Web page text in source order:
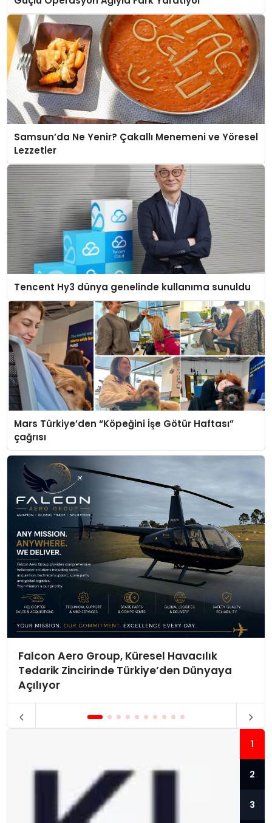
Samsun’da Ne Yenir? Çakallı Menemeni ve Yöresel
Lezzetler
Tencent Hy3 dünya genelinde kullanıma sunuldu
Mars Türkiye’den “Köpeğini İşe Götür Haftası”
çağrısı
Falcon Aero Group, Küresel Havacılık
Tedarik Zincirinde Türkiye’den Dünyaya
Açılıyor
1
2
3